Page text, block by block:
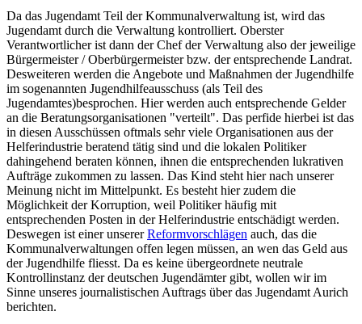
Da das Jugendamt Teil der Kommunalverwaltung ist, wird das
Jugendamt durch die Verwaltung kontrolliert. Oberster
Verantwortlicher ist dann der Chef der Verwaltung also der jeweilige
Bürgermeister / Oberbürgermeister bzw. der entsprechende Landrat.
Desweiteren werden die Angebote und Maßnahmen der Jugendhilfe
im sogenannten Jugendhilfeausschuss (als Teil des
Jugendamtes)besprochen. Hier werden auch entsprechende Gelder
an die Beratungsorganisationen "verteilt". Das perfide hierbei ist das
in diesen Ausschüssen oftmals sehr viele Organisationen aus der
Helferindustrie beratend tätig sind und die lokalen Politiker
dahingehend beraten können, ihnen die entsprechenden lukrativen
Aufträge zukommen zu lassen. Das Kind steht hier nach unserer
Meinung nicht im Mittelpunkt. Es besteht hier zudem die
Möglichkeit der Korruption, weil Politiker häufig mit
entsprechenden Posten in der Helferindustrie entschädigt werden.
Deswegen ist einer unsererReformvorschlägen auch, das die
Kommunalverwaltungen offen legen müssen, an wen das Geld aus
der Jugendhilfe fliesst. Da es keine übergeordnete neutrale
Kontrollinstanz der deutschen Jugendämter gibt, wollen wir im
Sinne unseres journalistischen Auftrags über das Jugendamt Aurich
berichten.